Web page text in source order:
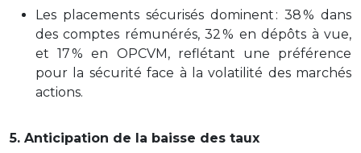
Les placements sécurisés dominent : 38 % dans
des comptes rémunérés, 32 % en dépôts à vue,
et 17 % en OPCVM, reflétant une préférence
pour la sécurité face à la volatilité des marchés
actions.
5. Anticipation de la baisse des taux